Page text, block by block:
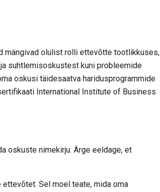
mängivad olulist rolli ettevõtte tootlikkuses,
suhtlemisoskustest kuni probleemide
oskusi täidesaatva haridusprogrammide
International Institute of Business
oskuste nimekirju. Ärge eeldage, et
Sel moel teate, mida oma